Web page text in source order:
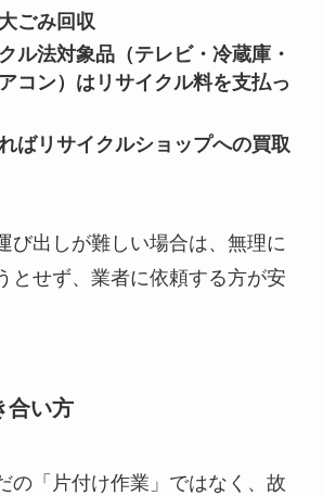
ごみ回収
ル法対象品（テレビ・冷蔵庫・
コン）はリサイクル料を支払っ
ばリサイクルショップへの買取
び出しが難しい場合は、無理に
とせず、業者に依頼する方が安
合い方
の「片付け作業」ではなく、故